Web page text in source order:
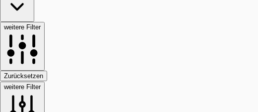
weitere Filter
Zurücksetzen
weitere Filter